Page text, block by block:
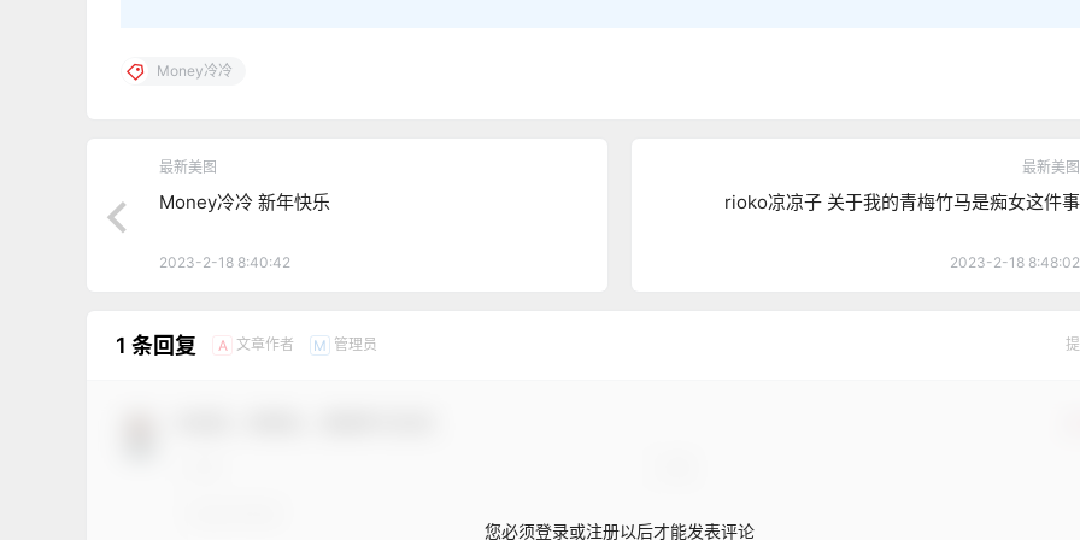
Money冷冷
最新美图
Money冷冷 新年快乐
2023-2-18 8:40:42
最新美图
rioko凉凉子 关于我的青梅竹马是痴女这件事
2023-2-18 8:48:02
1 条回复 A 文章作者 M 管理员
您必须登录或注册以后才能发表评论